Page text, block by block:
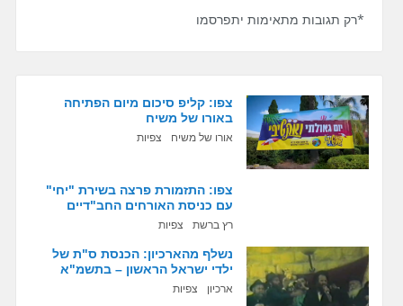
*רק תגובות מתאימות יתפרסמו
צפו: קליפ סיכום מיום הפתיחה
באורו של משיח
אורו של משיח צפיות
צפו: התזמורת פרצה בשירת "יחי"
עם כניסת האורחים החב"דיים
רץ ברשת צפיות
נשלף מהארכיון: הכנסת ס"ת של
ילדי ישראל הראשון – בתשמ"א
ארכיון צפיות